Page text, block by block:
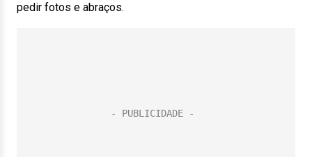
pedir fotos e abraços.